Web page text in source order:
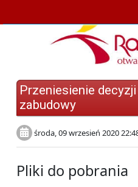
Przeniesienie
zabudowy
środa, 09 wrzesień 2020
Pliki do pobrania